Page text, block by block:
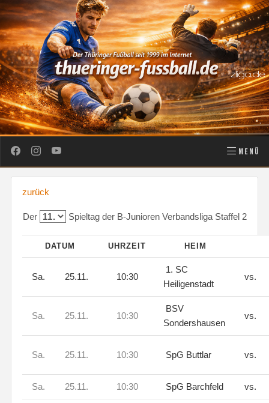
MENÜ
zurück
Der Spieltag der B-Junioren Verbandsliga Staffel 2
DATUM UHRZEIT HEIM
Sa. 25.11. 10:30
1. SC
Heiligenstadt
vs.
Sa. 25.11. 10:30
BSV
Sondershausen
vs.
Sa. 25.11. 10:30 SpG Buttlar vs.
Sa. 25.11. 10:30 SpG Barchfeld vs.